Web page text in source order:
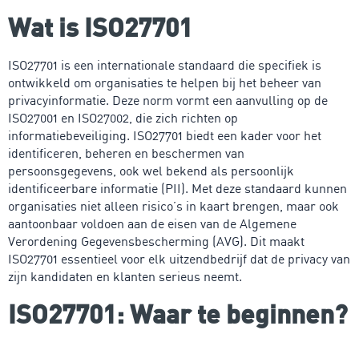
Wat is ISO27701
ISO27701 is een internationale standaard die specifiek is
ontwikkeld om organisaties te helpen bij het beheer van
privacyinformatie. Deze norm vormt een aanvulling op de
ISO27001 en ISO27002, die zich richten op
informatiebeveiliging. ISO27701 biedt een kader voor het
identificeren, beheren en beschermen van
persoonsgegevens, ook wel bekend als persoonlijk
identificeerbare informatie (PII). Met deze standaard kunnen
organisaties niet alleen risico’s in kaart brengen, maar ook
aantoonbaar voldoen aan de eisen van de Algemene
Verordening Gegevensbescherming (AVG). Dit maakt
ISO27701 essentieel voor elk uitzendbedrijf dat de privacy van
zijn kandidaten en klanten serieus neemt.
ISO27701: Waar te beginnen?